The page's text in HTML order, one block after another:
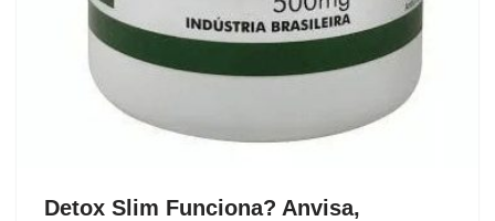
Detox Slim Funciona? Anvisa,